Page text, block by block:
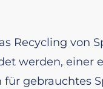
von
werden, einer
gebrauchtes